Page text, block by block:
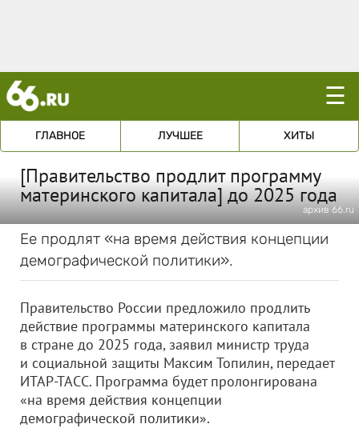
☰
ГЛАВНОЕ ЛУЧШЕЕ ХИТЫ
[Правительство продлит программу
материнского капитала] до 2025 года
архив 66.ru
Ее продлят «на время действия концепции
демографической политики».
Правительство России предложило продлить
действие программы материнского капитала
в стране до 2025 года, заявил министр труда
и социальной защиты Максим Топилин, передает
ИТАР-ТАСС. Программа будет пролонгирована
«на время действия концепции
демографической политики».